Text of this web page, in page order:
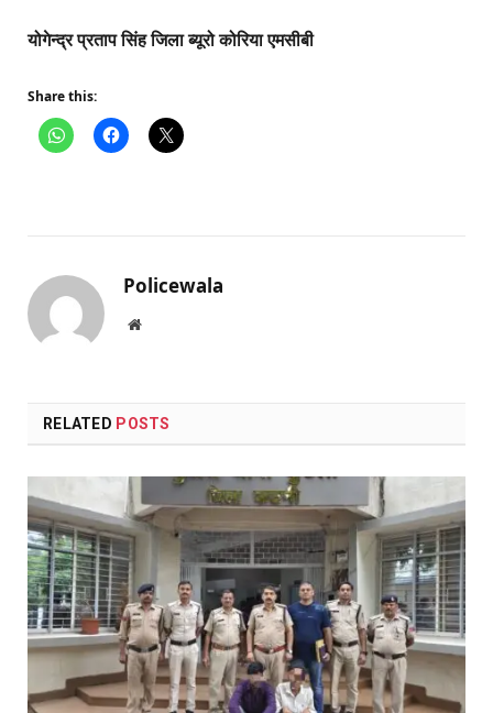
योगेन्द्र प्रताप सिंह जिला ब्यूरो कोरिया एमसीबी
Share this:
Policewala
Website
RELATED POSTS